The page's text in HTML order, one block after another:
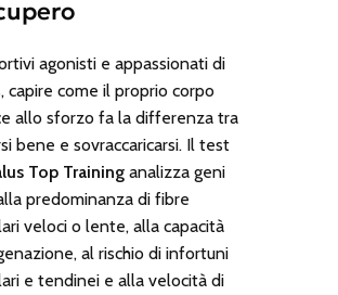
agonisti e appassionati di
capire come il proprio corpo
allo sforzo fa la differenza tra
bene e sovraccaricarsi. Il test
Top Traininganalizza geni
predominanza di fibre
veloci o lente, alla capacità
al rischio di infortuni
e tendinei e alla velocità di